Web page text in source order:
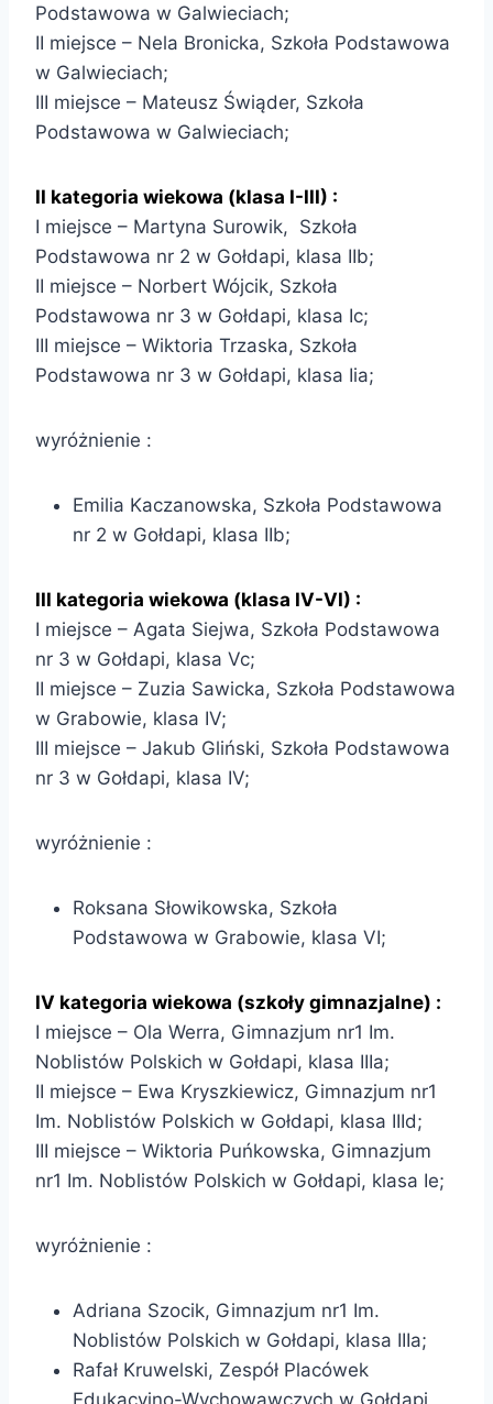
Podstawowa w Galwieciach;
II miejsce – Nela Bronicka, Szkoła Podstawowa
w Galwieciach;
III miejsce – Mateusz Świąder, Szkoła
Podstawowa w Galwieciach;
II kategoria wiekowa (klasa I-III) :
I miejsce – Martyna Surowik, Szkoła
Podstawowa nr 2 w Gołdapi, klasa IIb;
II miejsce – Norbert Wójcik, Szkoła
Podstawowa nr 3 w Gołdapi, klasa Ic;
III miejsce – Wiktoria Trzaska, Szkoła
Podstawowa nr 3 w Gołdapi, klasa Iia;
wyróżnienie :
Emilia Kaczanowska, Szkoła Podstawowa
nr 2 w Gołdapi, klasa IIb;
III kategoria wiekowa (klasa IV-VI) :
I miejsce – Agata Siejwa, Szkoła Podstawowa
nr 3 w Gołdapi, klasa Vc;
II miejsce – Zuzia Sawicka, Szkoła Podstawowa
w Grabowie, klasa IV;
III miejsce – Jakub Gliński, Szkoła Podstawowa
nr 3 w Gołdapi, klasa IV;
wyróżnienie :
Roksana Słowikowska, Szkoła
Podstawowa w Grabowie, klasa VI;
IV kategoria wiekowa (szkoły gimnazjalne) :
I miejsce – Ola Werra, Gimnazjum nr1 Im.
Noblistów Polskich w Gołdapi, klasa IIIa;
II miejsce – Ewa Kryszkiewicz, Gimnazjum nr1
Im. Noblistów Polskich w Gołdapi, klasa IIId;
III miejsce – Wiktoria Puńkowska, Gimnazjum
nr1 Im. Noblistów Polskich w Gołdapi, klasa Ie;
wyróżnienie :
Adriana Szocik, Gimnazjum nr1 Im.
Noblistów Polskich w Gołdapi, klasa IIIa;
Rafał Kruwelski, Zespół Placówek
Edukacyjno-Wychowawczych w Gołdapi,